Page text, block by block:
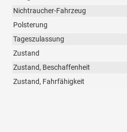
Nichtraucher-Fahrzeug
Polsterung
Tageszulassung
Zustand
Zustand, Beschaffenheit
Zustand, Fahrfähigkeit